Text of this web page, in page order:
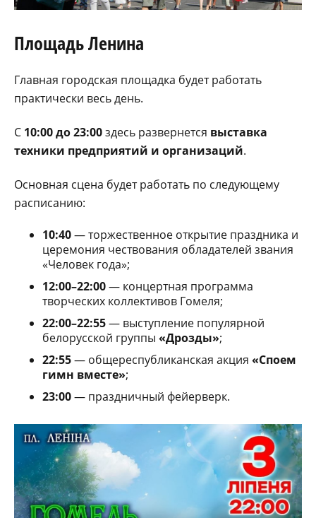
Площадь Ленина
Главная городская площадка будет работать
практически весь день.
С 10:00 до 23:00здесь развернется выставка
техники предприятий и организаций.
Основная сцена будет работать по следующему
расписанию:
10:40— торжественное открытие праздника и
церемония чествования обладателей звания
«Человек года»;
12:00–22:00— концертная программа
творческих коллективов Гомеля;
22:00–22:55— выступление популярной
белорусской группы «Дрозды»;
22:55— общереспубликанская акция «Споем
гимн вместе»;
23:00— праздничный фейерверк.